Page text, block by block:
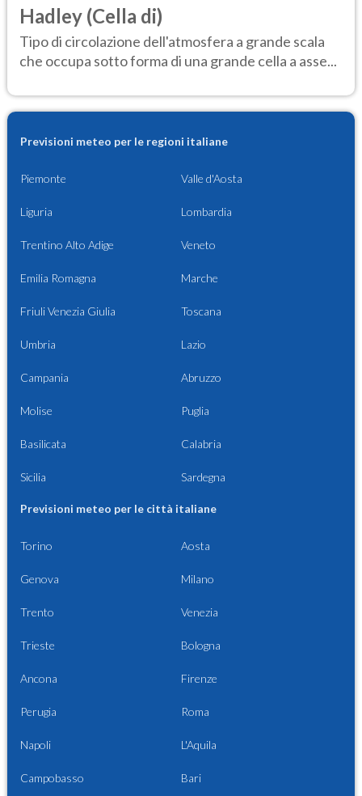
Hadley (Cella di)
Tipo di circolazione dell'atmosfera a grande scala
che occupa sotto forma di una grande cella a asse...
Previsioni meteo per le regioni italiane
Piemonte Valle d'Aosta
Liguria Lombardia
Trentino Alto Adige Veneto
Emilia Romagna Marche
Friuli Venezia Giulia Toscana
Umbria Lazio
Campania Abruzzo
Molise Puglia
Basilicata Calabria
Sicilia Sardegna
Previsioni meteo per le città italiane
Torino Aosta
Genova Milano
Trento Venezia
Trieste Bologna
Ancona Firenze
Perugia Roma
Napoli L'Aquila
Campobasso Bari